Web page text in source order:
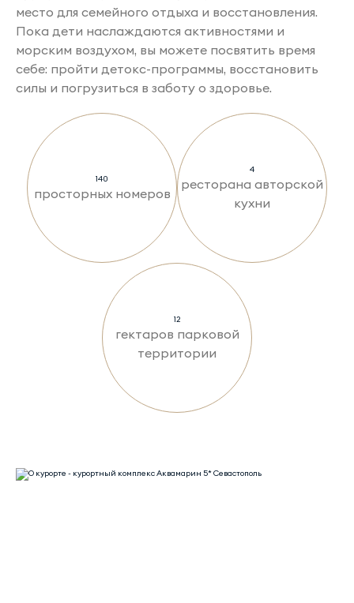
место для семейного отдыха и восстановления.
Пока дети наслаждаются активностями и
морским воздухом, вы можете посвятить время
себе: пройти детокс-программы, восстановить
силы и погрузиться в заботу о здоровье.
140
просторных номеров
4
ресторана авторской
кухни
12
гектаров парковой
территории